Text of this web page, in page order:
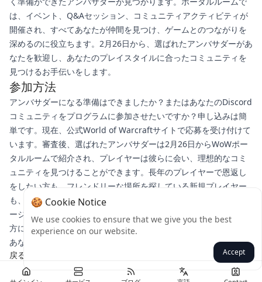
は、イベント、Q&Aセッション、コミュニティアクティビティが
開催され、すべてあなたが仲間を見つけ、ゲームとのつながりを
深めるのに役立ちます。2月26日から、選ばれたアンバサダーがあ
なたを歓迎し、あなたのプレイスタイルに合ったコミュニティを
見つけるお手伝いをします。
参加方法
アンバサダーになる準備はできましたか？またはあなたのDiscord
コミュニティをプログラムに参加させたいですか？申し込みは簡
単です。現在、公式World of Warcraftサイトで応募を受け付けて
います。審査後、選ばれたアンバサダーは2月26日からWoWポー
タルルームで紹介され、プレイヤーは彼らに会い、理想的なコミ
ュニティを見つけることができます。長年のプレイヤーで恩返し
をしたい方も、フレンドリーな場所を探している新規プレイヤー
も、WoWアンバサダープログラムはより深いコミュニティエンゲ
ージメントへの扉を開きます。最新情報やさらに多くのつながり
方については、公式サイトをチェックしてください。Azerothでの
あなたの冒険は、もっと社交的になります。
戻る
🍪 Cookie Notice
We use cookies to ensure that we give you the best
experience on our website.
Accept